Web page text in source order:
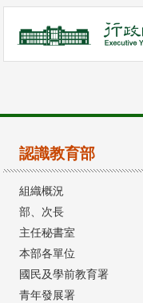
認識教育部
組織概況
部、次長
主任秘書室
本部各單位
國民及學前教育署
青年發展署